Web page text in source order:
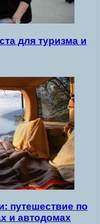
для туризма и
путешествие по
и автодомах